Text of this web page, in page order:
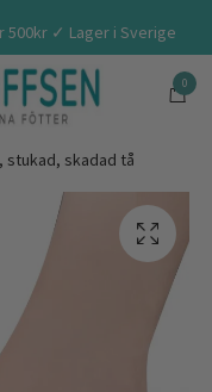
500kr ✓ Lager i Sverige
0
stukad, skadad tå